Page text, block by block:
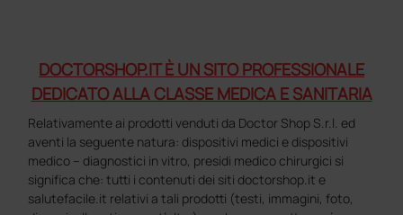
DOCTORSHOP.IT È UN SITO PROFESSIONALE
DEDICATO ALLA CLASSE MEDICA E SANITARIA
Relativamente ai prodotti venduti da Doctor Shop S.r.l. ed
aventi la seguente natura: dispositivi medici e dispositivi
medico – diagnostici in vitro, presidi medico chirurgici si
significa che: tutti i contenuti dei siti doctorshop.it e
salutefacile.it relativi a tali prodotti (testi, immagini, foto,